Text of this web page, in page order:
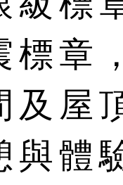
標章
及屋
與體